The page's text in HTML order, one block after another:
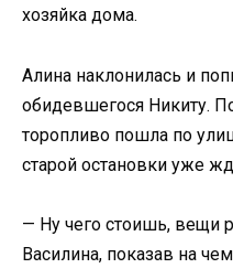
хозяйка дома.
Алина наклонилась и
обидевшегося Никиту.
торопливо пошла по
старой остановки уже
— Ну чего стоишь, вещи
Василина, показав на